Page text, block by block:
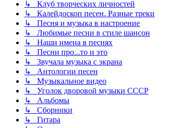
↳ Клуб творческих личностей
↳ Калейдоскоп песен. Разные треки
↳ Песня и музыка в настроение
↳ Любимые песни в стиле шансон
↳ Наши имена в песнях
↳ Песни про...то и это
↳ Звучала музыка с экрана
↳ Антологии песен
↳ Музыкальное видео
↳ Уголок дворовой музыки СССР
↳ Альбомы
↳ Сборники
↳ Гитара